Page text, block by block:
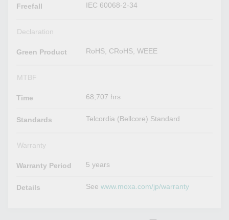
Freefall IEC 60068-2-34
Declaration
Green Product RoHS, CRoHS, WEEE
MTBF
Time 68,707 hrs
Standards Telcordia (Bellcore) Standard
Warranty
Warranty Period 5 years
Details Seewww.moxa.com/jp/warranty